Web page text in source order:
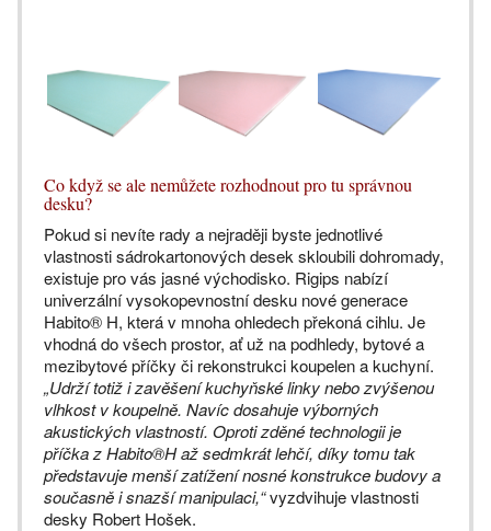
Co když se ale nemůžete rozhodnout pro tu správnou
desku?
Pokud si nevíte rady a nejraději byste jednotlivé
vlastnosti sádrokartonových desek skloubili dohromady,
existuje pro vás jasné východisko. Rigips nabízí
univerzální vysokopevnostní desku nové generace
Habito® H, která v mnoha ohledech překoná cihlu. Je
vhodná do všech prostor, ať už na podhledy, bytové a
mezibytové příčky či rekonstrukci koupelen a kuchyní.
„Udrží totiž i zavěšení kuchyňské linky nebo zvýšenou
vlhkost v koupelně. Navíc dosahuje výborných
akustických vlastností. Oproti zděné technologii je
příčka z Habito®H až sedmkrát lehčí, díky tomu tak
představuje menší zatížení nosné konstrukce budovy a
současně i snazší manipulaci,“vyzdvihuje vlastnosti
desky Robert Hošek.